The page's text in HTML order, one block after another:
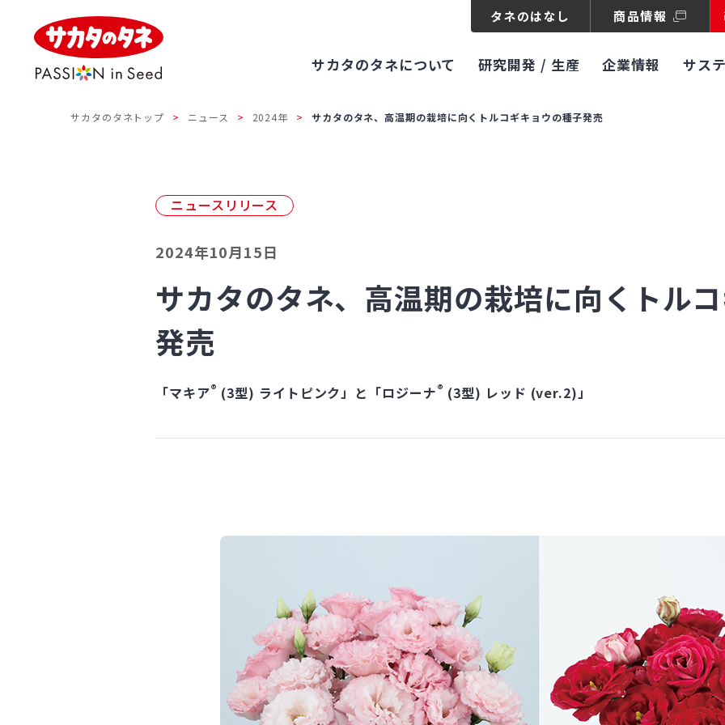
タネのはなし 商品情報
サカタのタネについて 研究開発 / 生産 企業情報 サス
サカタのタネトップ ニュース 2024年 サカタのタネ、高温期の栽培に向くトルコギキョウの種子発売
ニュースリリース
2024年10月15日
サカタのタネ、高温期の栽培に向くトル
発売
「マキア® (3型) ライトピンク」と「ロジーナ® (3型) レッド (ver.2)」